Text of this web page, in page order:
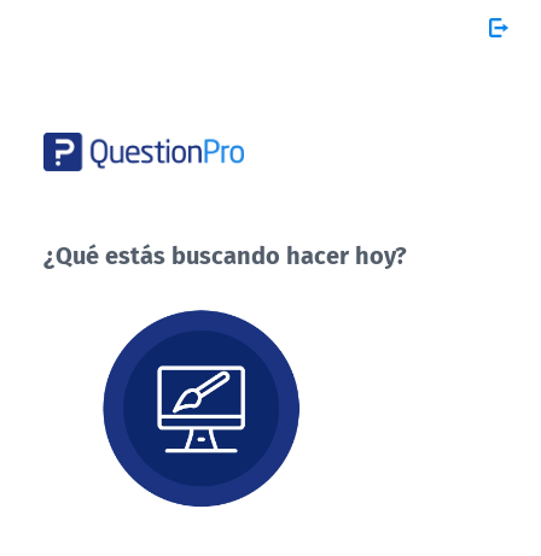
¿Qué estás buscando hacer hoy?
buscando
hacer